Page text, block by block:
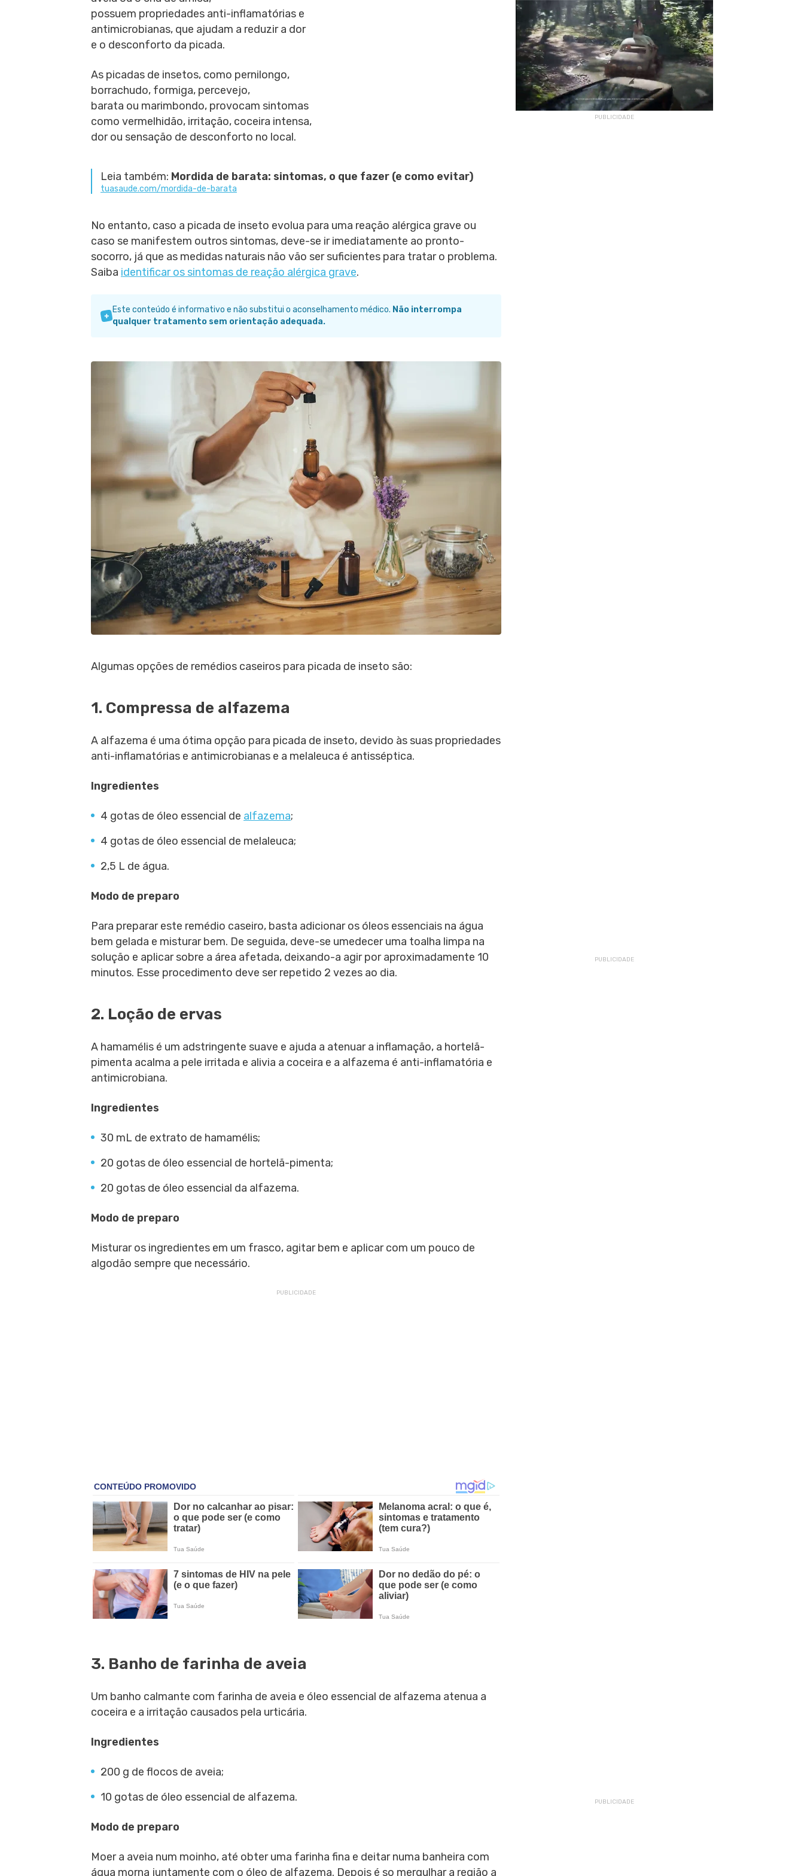
possuem propriedades anti-inflamatórias e
antimicrobianas, que ajudam a reduzir a dor
e o desconforto da picada.
As picadas de insetos, como pernilongo,
borrachudo, formiga, percevejo,
barata ou marimbondo, provocam sintomas
como vermelhidão, irritação, coceira intensa,
dor ou sensação de desconforto no local.
Leia também: Mordida de barata: sintomas, o que fazer (e como evitar)
tuasaude.com/mordida-de-barata
No entanto, caso a picada de inseto evolua para uma reação alérgica grave ou
caso se manifestem outros sintomas, deve-se ir imediatamente ao pronto-
socorro, já que as medidas naturais não vão ser suficientes para tratar o problema.
Saiba identificar os sintomas de reação alérgica grave.
Este conteúdo é informativo e não substitui o aconselhamento médico. Não interrompa
qualquer tratamento sem orientação adequada.
Algumas opções de remédios caseiros para picada de inseto são:
1. Compressa de alfazema
A alfazema é uma ótima opção para picada de inseto, devido às suas propriedades
anti-inflamatórias e antimicrobianas e a melaleuca é antisséptica.
Ingredientes
4 gotas de óleo essencial de alfazema;
4 gotas de óleo essencial de melaleuca;
2,5 L de água.
Modo de preparo
Para preparar este remédio caseiro, basta adicionar os óleos essenciais na água
bem gelada e misturar bem. De seguida, deve-se umedecer uma toalha limpa na
solução e aplicar sobre a área afetada, deixando-a agir por aproximadamente 10
minutos. Esse procedimento deve ser repetido 2 vezes ao dia.
2. Loção de ervas
A hamamélis é um adstringente suave e ajuda a atenuar a inflamação, a hortelã-
pimenta acalma a pele irritada e alivia a coceira e a alfazema é anti-inflamatória e
antimicrobiana.
Ingredientes
30 mL de extrato de hamamélis;
20 gotas de óleo essencial de hortelã-pimenta;
20 gotas de óleo essencial da alfazema.
Modo de preparo
Misturar os ingredientes em um frasco, agitar bem e aplicar com um pouco de
algodão sempre que necessário.
3. Banho de farinha de aveia
Um banho calmante com farinha de aveia e óleo essencial de alfazema atenua a
coceira e a irritação causados pela urticária.
Ingredientes
200 g de flocos de aveia;
10 gotas de óleo essencial de alfazema.
Modo de preparo
Moer a aveia num moinho, até obter uma farinha fina e deitar numa banheira com
água morna juntamente com o óleo de alfazema. Depois é so mergulhar a região a